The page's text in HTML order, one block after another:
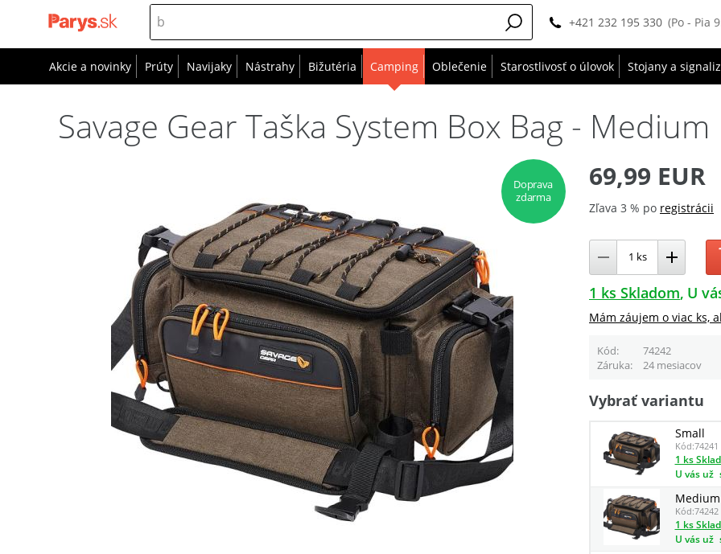
+421 232 195 330 (Po - Pia
Akcie a novinky Prúty Navijaky Nástrahy Bižutéria Camping Oblečenie Starostlivosť o úlovok Stojany a
Savage Gear Taška System Box Bag - Medium
Doprava
zdarma
69,99 EUR
Zľava 3 % po registrácii
1 ks Skladom U
Mám záujem o viac ks,
Kód 74242
Záruka
24 mesiacov
Vybrať variantu
Small
Kód:74241
1 ks
U vás už
Medium
Kód:74242
1 ks
U vás už